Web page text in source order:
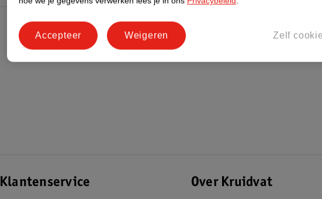
Klantenservice Over Kruidvat
Zelf
Weigeren
Accepteer